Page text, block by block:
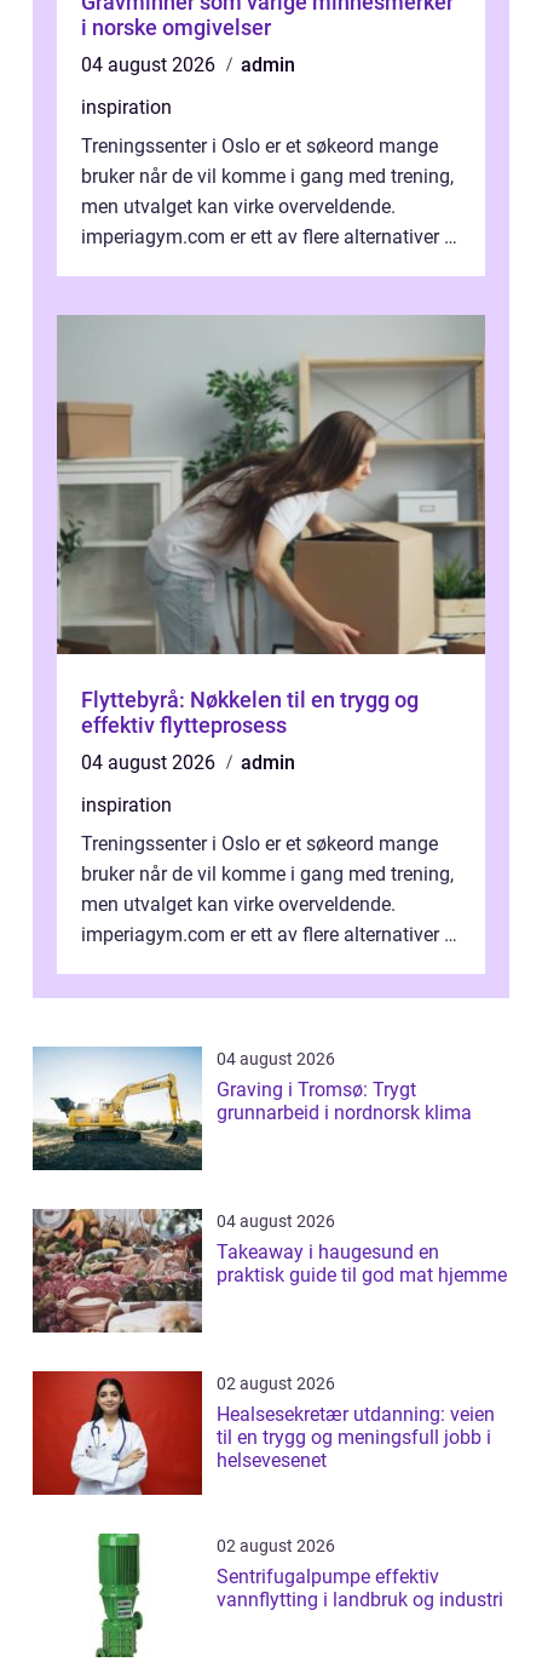
i norske omgivelser
04 august 2026
admin
inspiration
Treningssenter i Oslo er et søkeord mange
bruker når de vil komme i gang med trening,
men utvalget kan virke overveldende.
imperiagym.com er ett av flere alternativer i
Flyttebyrå: Nøkkelen til en trygg og
effektiv flytteprosess
04 august 2026
admin
inspiration
Treningssenter i Oslo er et søkeord mange
bruker når de vil komme i gang med trening,
men utvalget kan virke overveldende.
imperiagym.com er ett av flere alternativer i
04 august 2026
Graving i Tromsø: Trygt
grunnarbeid i nordnorsk klima
04 august 2026
Takeaway i haugesund en
praktisk guide til god mat hjemme
02 august 2026
Healsesekretær utdanning: veien
til en trygg og meningsfull jobb i
helsevesenet
02 august 2026
Sentrifugalpumpe effektiv
vannflytting i landbruk og industri